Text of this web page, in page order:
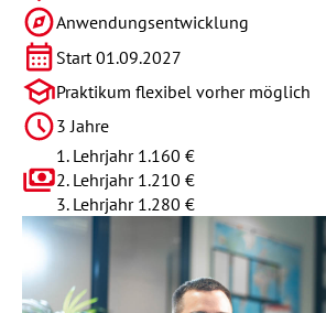
Anwendungsentwicklung
Start 01.09.2027
Praktikum flexibel vorher möglich
3 Jahre
1. Lehrjahr 1.160 €
2. Lehrjahr 1.210 €
3. Lehrjahr 1.280 €